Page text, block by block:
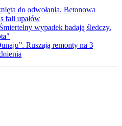
do odwołania. Betonowa
fali upałów
wypadek badają śledczy.
Ruszają remonty na 3